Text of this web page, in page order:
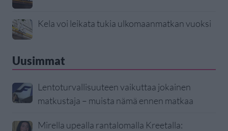
Kela voi leikata tukia ulkomaanmatkan vuoksi
Uusimmat
Lentoturvallisuuteen vaikuttaa jokainen
matkustaja – muista nämä ennen matkaa
Mirella upealla rantalomalla Kreetalla: